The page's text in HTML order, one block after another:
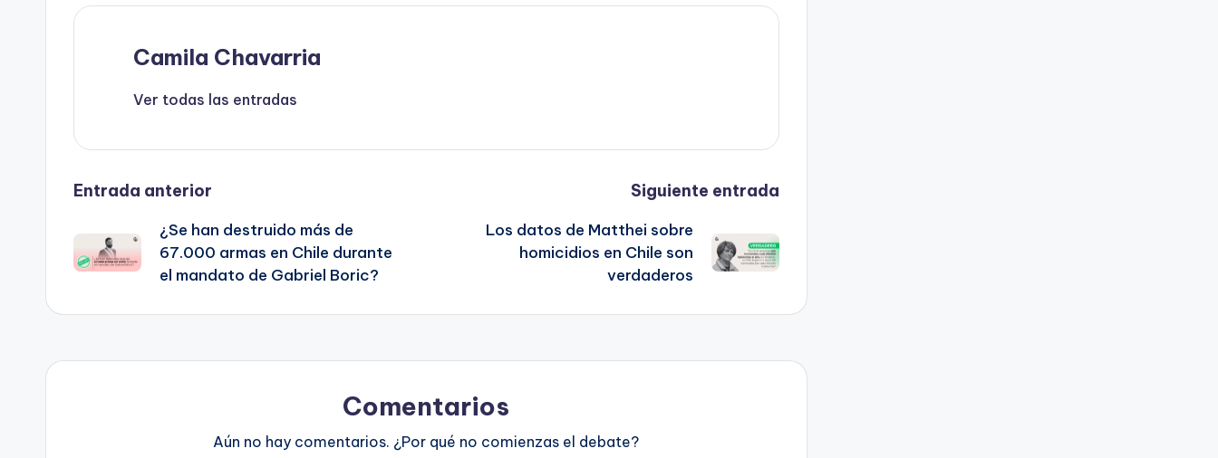
Camila Chavarria
Ver todas las entradas
Navegación
de
entradas
Entrada anterior
¿Se han destruido más de
67.000 armas en Chile durante
el mandato de Gabriel Boric?
Siguiente entrada
Los datos de Matthei sobre
homicidios en Chile son
verdaderos
Comentarios
Aún no hay comentarios. ¿Por qué no comienzas el debate?